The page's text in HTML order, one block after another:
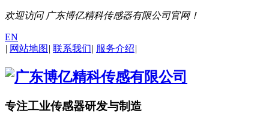
欢迎访问 广东博亿精科传感器有限公司官网！
EN
| 网站地图 | 联系我们| 服务介绍|
专注工业传感器研发与制造